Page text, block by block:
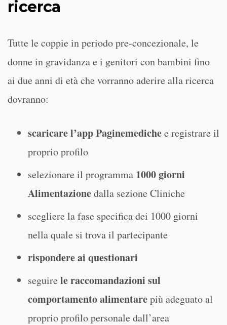
ricerca
Tutte le coppie in periodo pre-concezionale, le
donne in gravidanza e i genitori con bambini fino
ai due anni di età che vorranno aderire alla ricerca
dovranno:
scaricare l’app Paginemedichee registrare il
proprio profilo
selezionare il programma 1000 giorni
Alimentazionedalla sezione Cliniche
scegliere la fase specifica dei 1000 giorni
nella quale si trova il partecipante
rispondere ai questionari
seguire le raccomandazioni sul
comportamento alimentarepiù adeguato al
proprio profilo personale dall’area